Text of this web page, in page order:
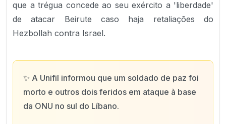
que a trégua concede ao seu exército a 'liberdade'
de atacar Beirute caso haja retaliações do
Hezbollah contra Israel.
✨ A Unifil informou que um soldado de paz foi
morto e outros dois feridos em ataque à base
da ONU no sul do Líbano.